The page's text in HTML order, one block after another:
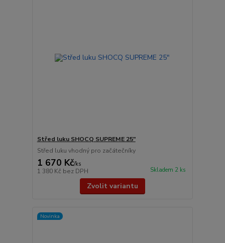
Střed luku SHOCQ SUPREME 25"
Střed luku vhodný pro začátečníky
1 670 Kč/ks
1 380 Kč bez DPH Skladem 2 ks
Zvolit variantu
Novinka